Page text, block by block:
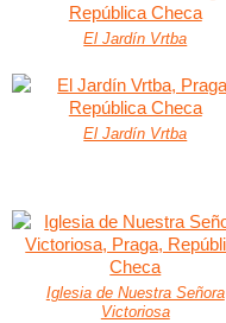
El Jardín Vrtba
El Jardín Vrtba
Iglesia de Nuestra Señora
Victoriosa